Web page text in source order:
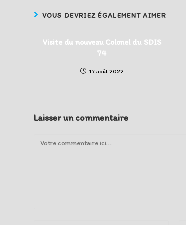
VOUS DEVRIEZ ÉGALEMENT AIMER
Visite du nouveau Colonel du SDIS
74
17 août 2022
Laisser un commentaire
Comment